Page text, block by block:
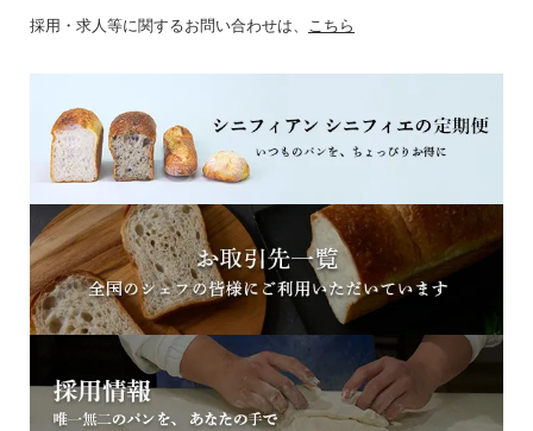
採用・求人等に関するお問い合わせは、 こちら